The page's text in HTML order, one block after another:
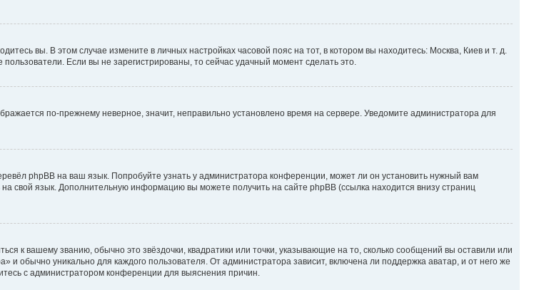
вы. В этом случае измените в личных настройках часовой пояс на тот, в котором вы находитесь: Москва, Киев и т. д.
Если вы не зарегистрированы, то сейчас удачный момент сделать это.
по-прежнему неверное, значит, неправильно установлено время на сервере. Уведомите администратора для
phpBB на ваш язык. Попробуйте узнать у администратора конференции, может ли он установить нужный вам
свой язык. Дополнительную информацию вы можете получить на сайте phpBB (ссылка находится внизу страниц
к вашему званию, обычно это звёздочки, квадратики или точки, указывающие на то, сколько сообщений вы оставили или
обычно уникально для каждого пользователя. От администратора зависит, включена ли поддержка аватар, и от него же
с администратором конференции для выяснения причин.